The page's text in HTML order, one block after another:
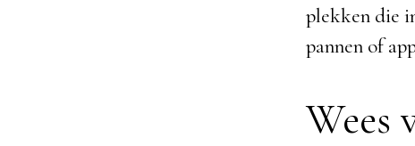
plekken die
pannen of
Wees